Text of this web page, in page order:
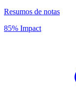
Resumos de notas
85% Impact